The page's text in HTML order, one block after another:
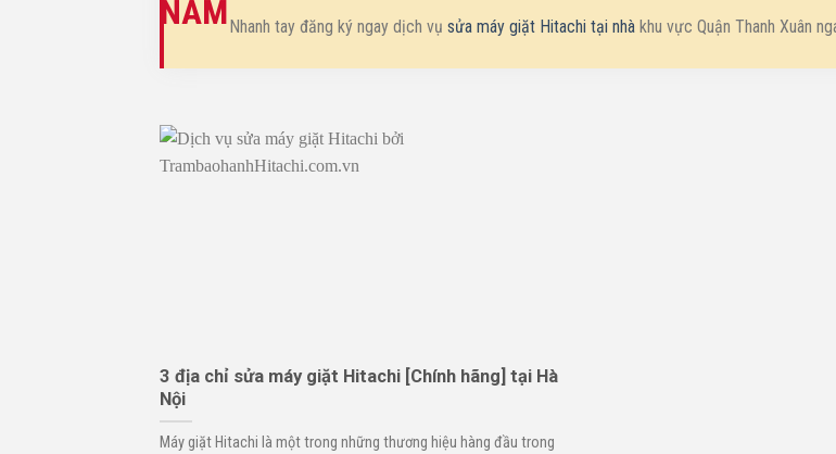
Nhanh tay đăng ký ngay dịch vụ sửa máy giặt Hitachi tại nhà khu vực Quận Thanh Xuân
3 địa chỉ sửa máy giặt Hitachi [Chính hãng] tại Hà
Nội
Máy giặt Hitachi là một trong những thương hiệu hàng đầu trong